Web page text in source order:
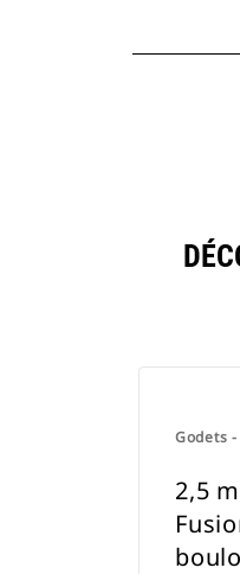
Godets
2,5